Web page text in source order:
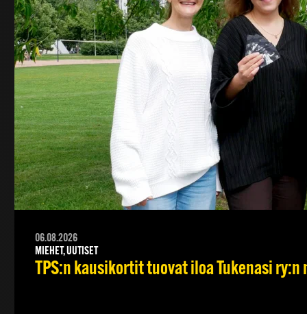
06.08.2026
MIEHET, UUTISET
TPS:n kausikortit tuovat iloa Tukenasi